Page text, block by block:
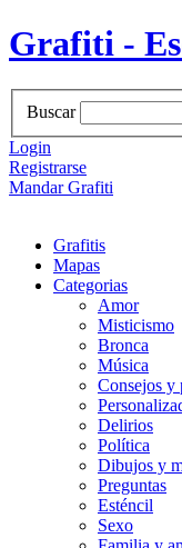
Grafiti -
Buscar
Login
Registrarse
Mandar Grafiti
Grafitis
Mapas
Categorias
Amor
Misticismo
Bronca
Música
Consejos y
Delirios
Política
Dibujos y
Preguntas
Esténcil
Sexo